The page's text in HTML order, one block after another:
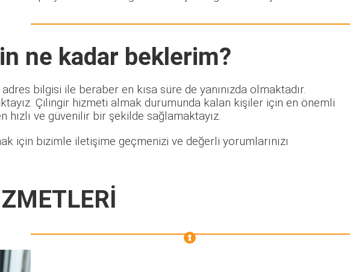
ne kadar beklerim?
bilgisi ile beraber en kısa süre de yanınızda olmaktadır.
Çilingir hizmeti almak durumunda kalan kişiler için en önemli
ve güvenilir bir şekilde sağlamaktayız.
için bizimle iletişime geçmenizi ve değerli yorumlarınızı